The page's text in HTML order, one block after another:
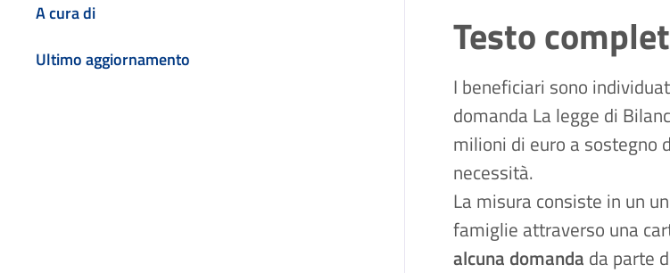
A cura di
Ultimo aggiornamento
Testo
I beneficiari sono
domanda La legge di
milioni di euro a sostegno
necessità.
La misura consiste in un
famiglie attraverso una
alcuna domanda da parte